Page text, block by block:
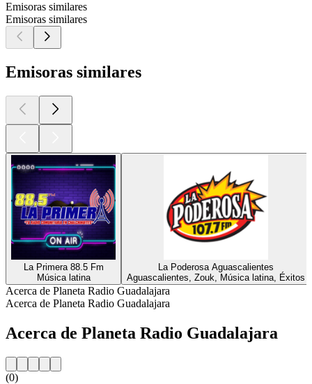
Emisoras similares
Emisoras similares
Emisoras similares
La Primera 88.5 Fm
Música latina
La Poderosa Aguascalientes
Aguascalientes, Zouk, Música latina, Éxitos
Acerca de Planeta Radio Guadalajara
Acerca de Planeta Radio Guadalajara
Acerca de Planeta Radio Guadalajara
(0)